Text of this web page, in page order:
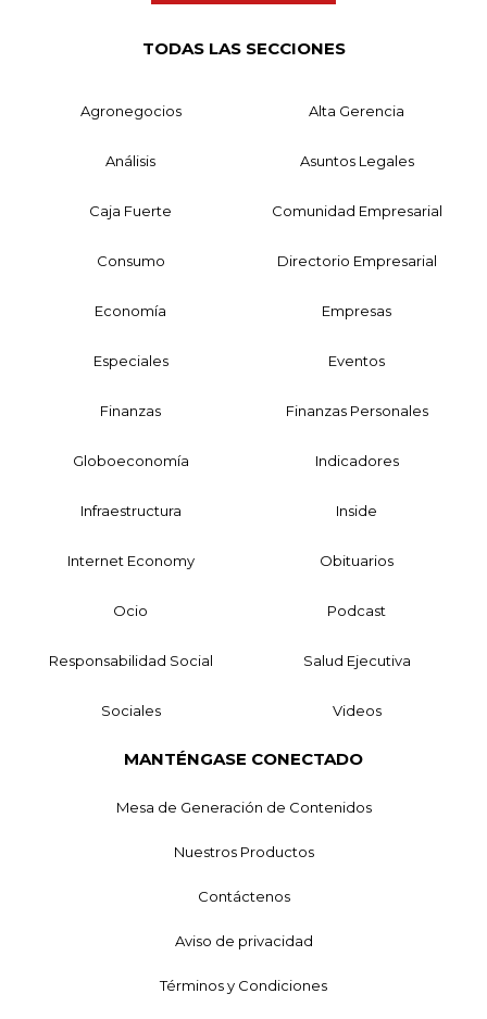
TODAS LAS SECCIONES
Agronegocios Alta Gerencia
Análisis Asuntos Legales
Caja Fuerte Comunidad Empresarial
Consumo Directorio Empresarial
Economía Empresas
Especiales Eventos
Finanzas Finanzas Personales
Globoeconomía Indicadores
Infraestructura Inside
Internet Economy Obituarios
Ocio Podcast
Responsabilidad Social Salud Ejecutiva
Sociales Videos
MANTÉNGASE CONECTADO
Mesa de Generación de Contenidos
Nuestros Productos
Contáctenos
Aviso de privacidad
Términos y Condiciones